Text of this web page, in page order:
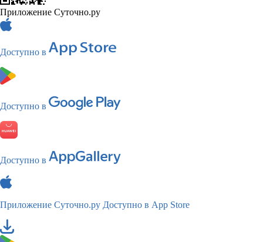
Приложение Суточно.ру
Доступно в
Доступно в
Доступно в
Приложение Суточно.ру Доступно в App Store